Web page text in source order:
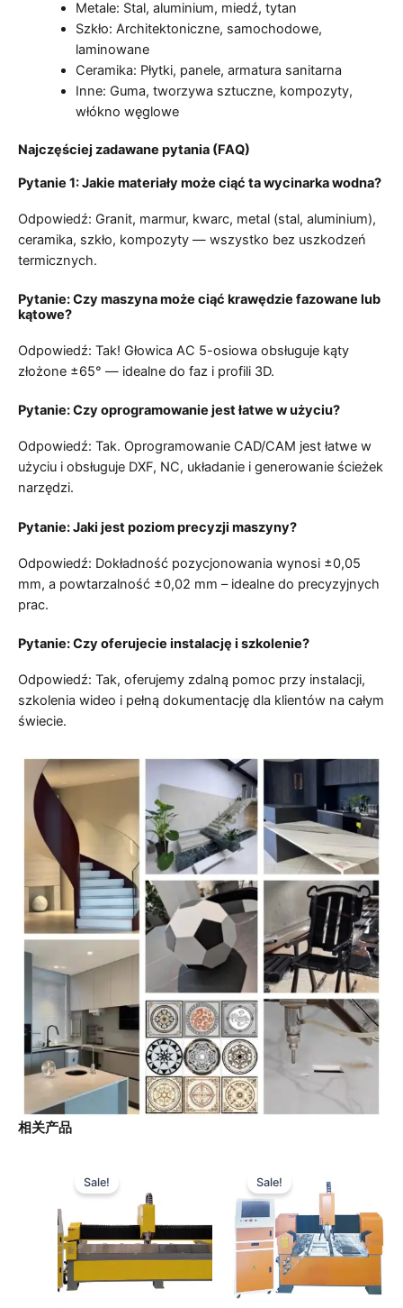
Metale: Stal, aluminium, miedź, tytan
Szkło: Architektoniczne, samochodowe,
laminowane
Ceramika: Płytki, panele, armatura sanitarna
Inne: Guma, tworzywa sztuczne, kompozyty,
włókno węglowe
Najczęściej zadawane pytania (FAQ)
Pytanie 1: Jakie materiały może ciąć ta wycinarka wodna?
Odpowiedź: Granit, marmur, kwarc, metal (stal, aluminium),
ceramika, szkło, kompozyty — wszystko bez uszkodzeń
termicznych.
Pytanie: Czy maszyna może ciąć krawędzie fazowane lub
kątowe?
Odpowiedź: Tak! Głowica AC 5-osiowa obsługuje kąty
złożone ±65° — idealne do faz i profili 3D.
Pytanie: Czy oprogramowanie jest łatwe w użyciu?
Odpowiedź: Tak. Oprogramowanie CAD/CAM jest łatwe w
użyciu i obsługuje DXF, NC, układanie i generowanie ścieżek
narzędzi.
Pytanie: Jaki jest poziom precyzji maszyny?
Odpowiedź: Dokładność pozycjonowania wynosi ±0,05
mm, a powtarzalność ±0,02 mm – idealne do precyzyjnych
prac.
Pytanie: Czy oferujecie instalację i szkolenie?
Odpowiedź: Tak, oferujemy zdalną pomoc przy instalacji,
szkolenia wideo i pełną dokumentację dla klientów na całym
świecie.
相关产品
Sale! Sale!